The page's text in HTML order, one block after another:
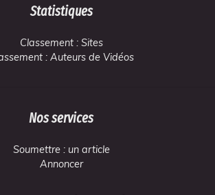
Statistiques
Classement : Sites
: Auteurs de Vidéos
Nos services
Soumettre : un article
Annoncer